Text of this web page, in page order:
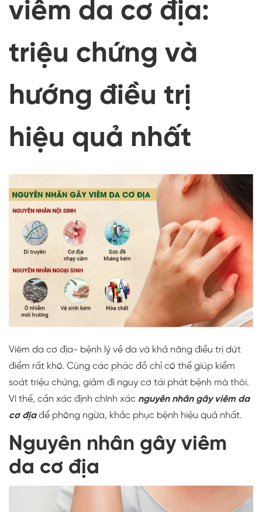
viêm da cơ địa:
triệu chứng và
hướng điều trị
hiệu quả nhất
Viêm da cơ địa- bệnh lý về da và khả năng điều trị dứt
điểm rất khó. Cùng các phác đồ chỉ có thể giúp kiểm
soát triệu chứng, giảm đi nguy cơ tái phát bệnh mà thôi.
Vì thế, cần xác định chính xác nguyên nhân gây viêm da
cơ địađể phòng ngừa, khắc phục bệnh hiệu quả nhất.
Nguyên nhân gây viêm
da cơ địa